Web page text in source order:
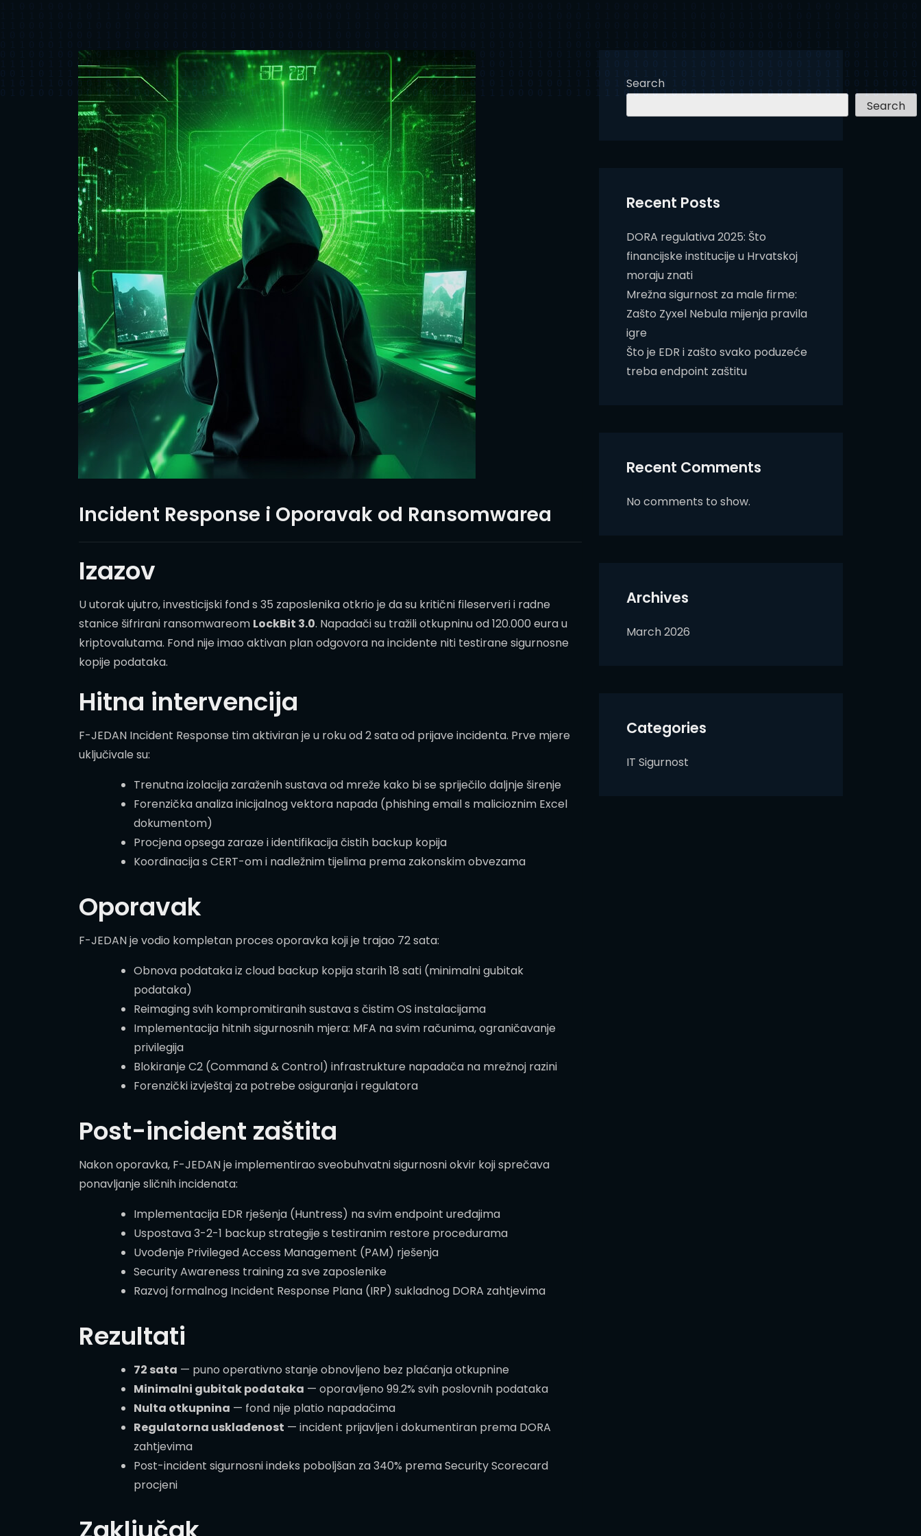
Incident Response i Oporavak od Ransomwarea
Izazov
U utorak ujutro, investicijski fond s 35 zaposlenika otkrio je da su kritični fileserveri i radne
stanice šifrirani ransomwareom LockBit 3.0. Napadači su tražili otkupninu od 120.000 eura u
kriptovalutama. Fond nije imao aktivan plan odgovora na incidente niti testirane sigurnosne
kopije podataka.
Hitna intervencija
F-JEDAN Incident Response tim aktiviran je u roku od 2 sata od prijave incidenta. Prve mjere
uključivale su:
Trenutna izolacija zaraženih sustava od mreže kako bi se spriječilo daljnje širenje
Forenzička analiza inicijalnog vektora napada (phishing email s malicioznim Excel
dokumentom)
Procjena opsega zaraze i identifikacija čistih backup kopija
Koordinacija s CERT-om i nadležnim tijelima prema zakonskim obvezama
Oporavak
F-JEDAN je vodio kompletan proces oporavka koji je trajao 72 sata:
Obnova podataka iz cloud backup kopija starih 18 sati (minimalni gubitak
podataka)
Reimaging svih kompromitiranih sustava s čistim OS instalacijama
Implementacija hitnih sigurnosnih mjera: MFA na svim računima, ograničavanje
privilegija
Blokiranje C2 (Command & Control) infrastrukture napadača na mrežnoj razini
Forenzički izvještaj za potrebe osiguranja i regulatora
Post-incident zaštita
Nakon oporavka, F-JEDAN je implementirao sveobuhvatni sigurnosni okvir koji sprečava
ponavljanje sličnih incidenata:
Implementacija EDR rješenja (Huntress) na svim endpoint uređajima
Uspostava 3-2-1 backup strategije s testiranim restore procedurama
Uvođenje Privileged Access Management (PAM) rješenja
Security Awareness training za sve zaposlenike
Razvoj formalnog Incident Response Plana (IRP) sukladnog DORA zahtjevima
Rezultati
72 sata — puno operativno stanje obnovljeno bez plaćanja otkupnine
Minimalni gubitak podataka — oporavljeno 99.2% svih poslovnih podataka
Nulta otkupnina — fond nije platio napadačima
Regulatorna usklađenost — incident prijavljen i dokumentiran prema DORA
zahtjevima
Post-incident sigurnosni indeks poboljšan za 340% prema Security Scorecard
procjeni
Search
Search
Recent Posts
DORA regulativa 2025: Što
financijske institucije u Hrvatskoj
moraju znati
Mrežna sigurnost za male firme:
Zašto Zyxel Nebula mijenja pravila
igre
Što je EDR i zašto svako poduzeće
treba endpoint zaštitu
Recent Comments
No comments to show.
Archives
March 2026
Categories
IT Sigurnost